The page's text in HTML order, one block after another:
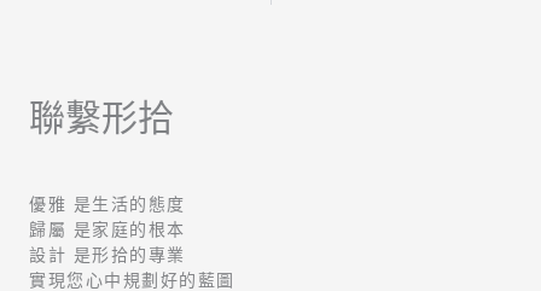
聯繫形拾
優雅 是生活的態度
歸屬 是家庭的根本
設計 是形拾的專業
實現您心中規劃好的藍圖